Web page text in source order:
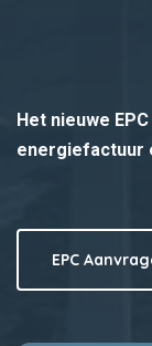
Het nieuwe
energiefactuur
EPC